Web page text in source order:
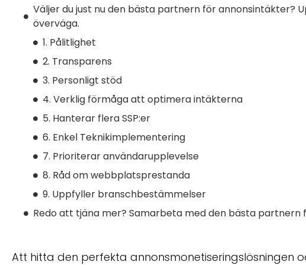
Väljer du just nu den bästa partnern för annonsintäkter?
överväga.
1. Pålitlighet
2. Transparens
3. Personligt stöd
4. Verklig förmåga att optimera intäkterna
5. Hanterar flera SSP:er
6. Enkel Teknikimplementering
7. Prioriterar användarupplevelse
8. Råd om webbplatsprestanda
9. Uppfyller branschbestämmelser
Redo att tjäna mer? Samarbeta med den bästa partnern
Att hitta den perfekta annonsmonetiseringslösningen